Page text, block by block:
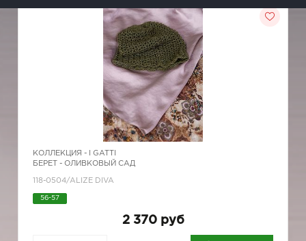
КОЛЛЕКЦИЯ -
I GATTI
БЕРЕТ - ОЛИВКОВЫЙ САД
118-0504/ALIZE DIVA
56-57
2 370 руб